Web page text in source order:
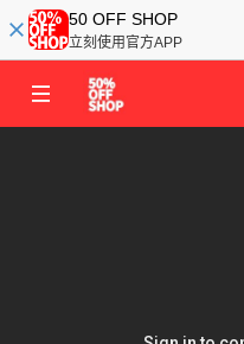
50 OFF SHOP
立刻使用官方APP